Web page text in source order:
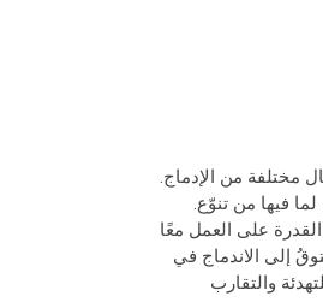
مختلفة من الإدماج.
فيها من تنوّع.
القدرة على العمل معًا
بين جميع شعوب القارة"[7]. وازداد كذلك التوقُ إلى الاندماج في
والتقارب